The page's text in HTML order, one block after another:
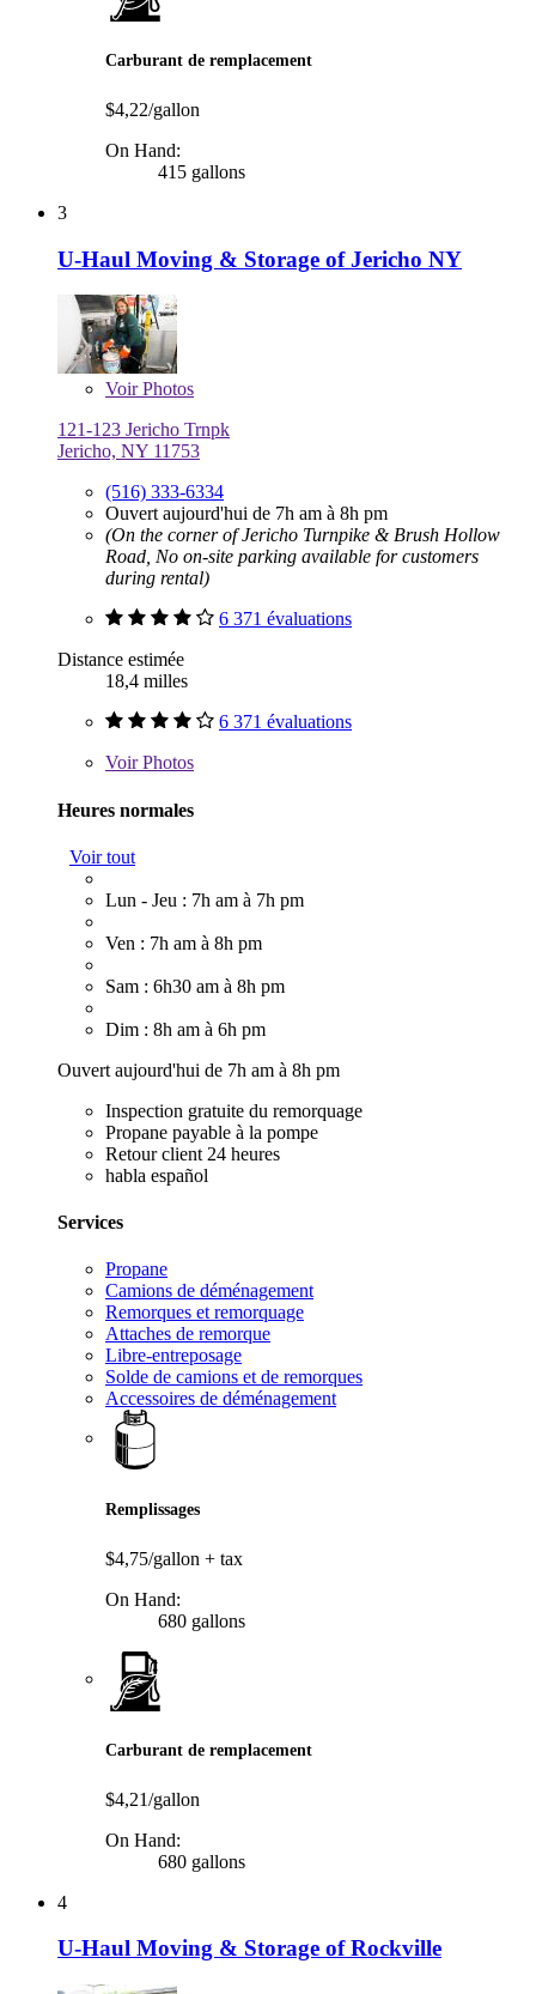
Carburant de remplacement
$4,22/gallon
On Hand:
415 gallons
3
U-Haul Moving & Storage of Jericho NY
VoirPhotos
121-123 Jericho Trnpk
Jericho, NY 11753
(516) 333-6334
Ouvert aujourd'hui de 7h am à 8h pm
(On the corner of Jericho Turnpike & Brush Hollow
Road, No on-site parking available for customers
during rental)
6 371 évaluations
Distance estimée
18,4 milles
6 371 évaluations
VoirPhotos
Heures normales
Voir tout
Lun - Jeu : 7h am à 7h pm
Ven : 7h am à 8h pm
Sam : 6h30 am à 8h pm
Dim : 8h am à 6h pm
Ouvert aujourd'hui de 7h am à 8h pm
Inspection gratuite du remorquage
Propane payable à la pompe
Retour client 24 heures
habla español
Services
Propane
Camions de déménagement
Remorques et remorquage
Attaches de remorque
Libre-entreposage
Solde de camions et de remorques
Accessoires de déménagement
Remplissages
$4,75/gallon + tax
On Hand:
680 gallons
Carburant de remplacement
$4,21/gallon
On Hand:
680 gallons
4
U-Haul Moving & Storage of Rockville